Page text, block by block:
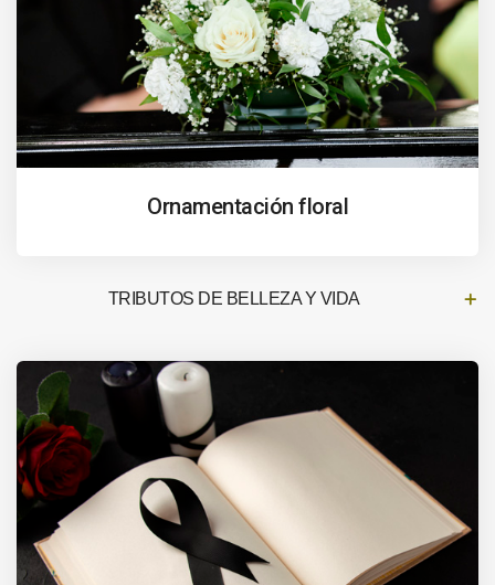
Ornamentación floral
TRIBUTOS DE BELLEZA Y VIDA